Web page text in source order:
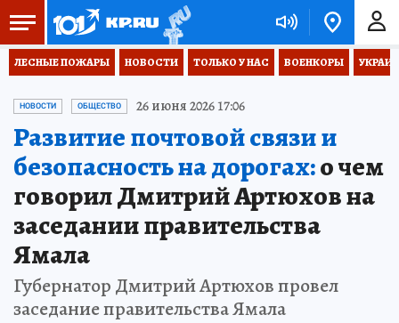
ЛЕСНЫЕ ПОЖАРЫ НОВОСТИ ТОЛЬКО У НАС ВОЕНКОРЫ
НОВОСТИ ОБЩЕСТВО 26 июня 2026 17:06
Развитие почтовой связи и
безопасность на дорогах:о чем
говорил Дмитрий Артюхов на
заседании правительства
Ямала
Губернатор Дмитрий Артюхов провел
заседание правительства Ямала